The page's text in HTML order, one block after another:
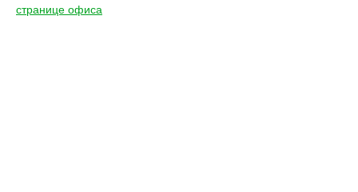
странице офиса